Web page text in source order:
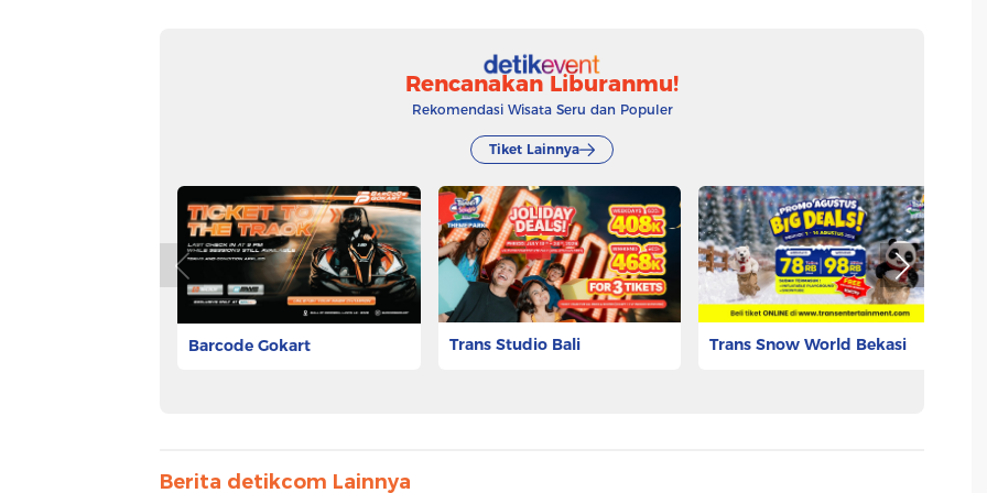
Rencanakan Liburanmu!
Rekomendasi Wisata Seru dan Populer
Tiket Lainnya
Barcode Gokart Trans Studio Bali Trans Snow World Bekasi
Berita detikcom Lainnya